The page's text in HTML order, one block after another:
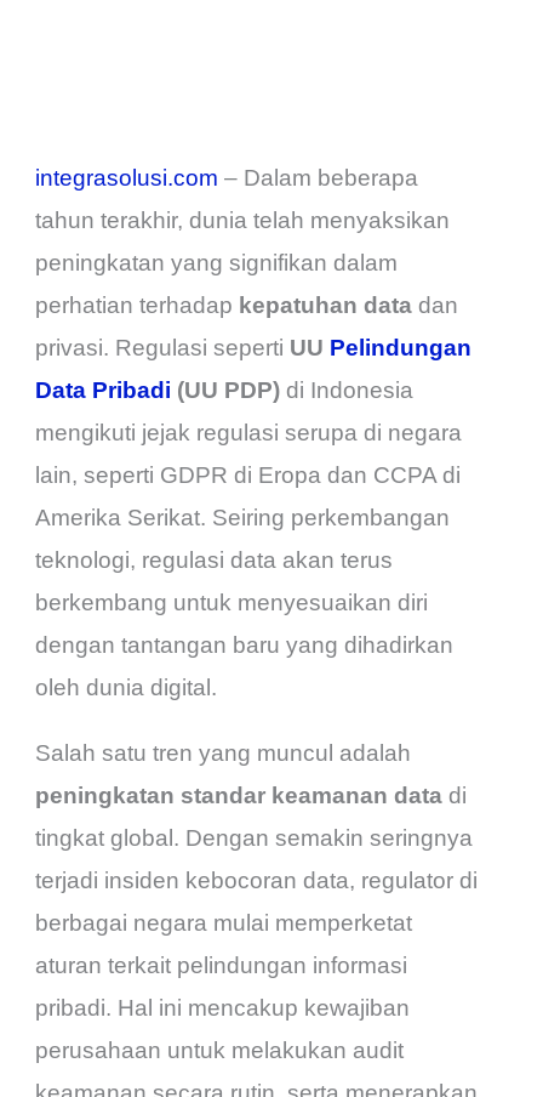
integrasolusi.com – Dalam beberapa
tahun terakhir, dunia telah menyaksikan
peningkatan yang signifikan dalam
perhatian terhadap kepatuhan data dan
privasi. Regulasi seperti UU Pelindungan
Data Pribadi (UU PDP) di Indonesia
mengikuti jejak regulasi serupa di negara
lain, seperti GDPR di Eropa dan CCPA di
Amerika Serikat. Seiring perkembangan
teknologi, regulasi data akan terus
berkembang untuk menyesuaikan diri
dengan tantangan baru yang dihadirkan
oleh dunia digital.
Salah satu tren yang muncul adalah
peningkatan standar keamanan data di
tingkat global. Dengan semakin seringnya
terjadi insiden kebocoran data, regulator di
berbagai negara mulai memperketat
aturan terkait pelindungan informasi
pribadi. Hal ini mencakup kewajiban
perusahaan untuk melakukan audit